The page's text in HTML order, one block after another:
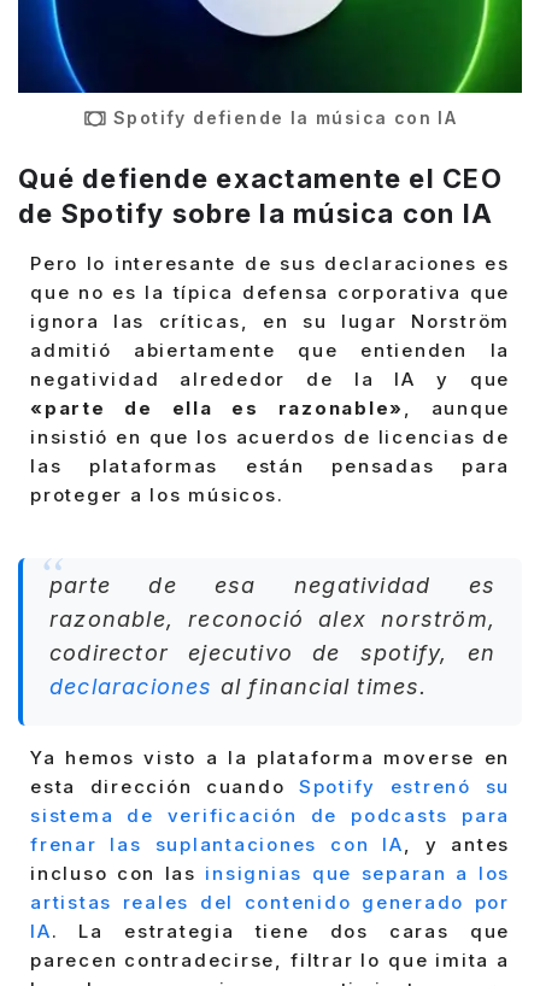
Spotify defiende la música con IA
Qué defiende exactamente el CEO
de Spotify sobre la música con IA
Pero lo interesante de sus declaraciones es
que no es la típica defensa corporativa que
ignora las críticas, en su lugar Norström
admitió abiertamente que entienden la
negatividad alrededor de la IA y que
«parte de ella es razonable» , aunque
insistió en que los acuerdos de licencias de
las plataformas están pensadas para
proteger a los músicos.
parte de esa negatividad es
razonable, reconoció alex norström,
codirector ejecutivo de spotify, en
declaraciones al financial times.
Ya hemos visto a la plataforma moverse en
esta dirección cuando Spotify estrenó su
sistema de verificación de podcasts para
frenar las suplantaciones con IA, y antes
incluso con las insignias que separan a los
artistas reales del contenido generado por
IA. La estrategia tiene dos caras que
parecen contradecirse, filtrar lo que imita a